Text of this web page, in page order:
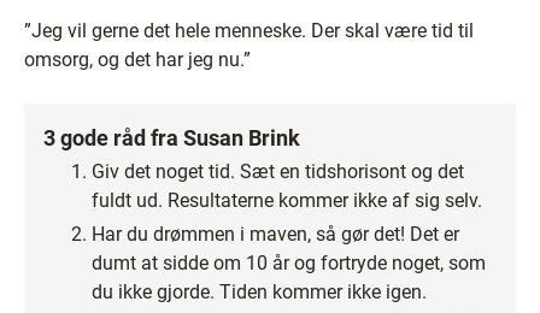
”Jeg vil gerne det hele menneske. Der skal være tid til
omsorg, og det har jeg nu.”
3 gode råd fra Susan Brink
Giv det noget tid. Sæt en tidshorisont og det
fuldt ud. Resultaterne kommer ikke af sig selv.
Har du drømmen i maven, så gør det! Det er
dumt at sidde om 10 år og fortryde noget, som
du ikke gjorde. Tiden kommer ikke igen.